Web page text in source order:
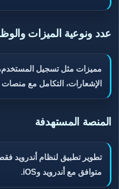
عدد ونوعية الميزات
مميزات مثل تسجيل المستخدم،
الإشعارات، التكامل مع
المنصة المستهدفة
تطوير تطبيق لنظام أندرويد
متوافق مع أندرويد وiOS.